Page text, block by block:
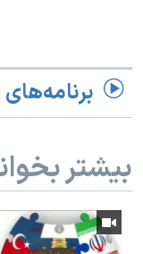
بیشتر